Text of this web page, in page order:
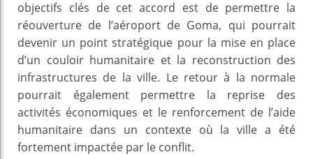
objectifs clés de cet accord est de permettre la
réouverture de l’aéroport de Goma, qui pourrait
devenir un point stratégique pour la mise en place
d’un couloir humanitaire et la reconstruction des
infrastructures de la ville. Le retour à la normale
pourrait également permettre la reprise des
activités économiques et le renforcement de l’aide
humanitaire dans un contexte où la ville a été
fortement impactée par le conflit.